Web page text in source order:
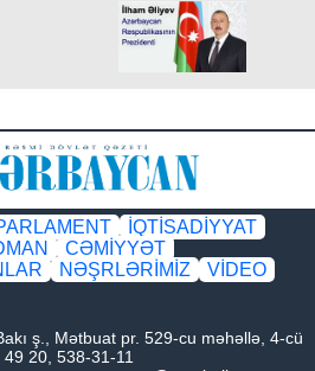
İQTİSADİYYAT
CƏMİYYƏT
NƏŞRLƏRİMİZ
VİDEO
ş., Mətbuat pr. 529-cu məhəllə, 4-cü
20, 538-31-11